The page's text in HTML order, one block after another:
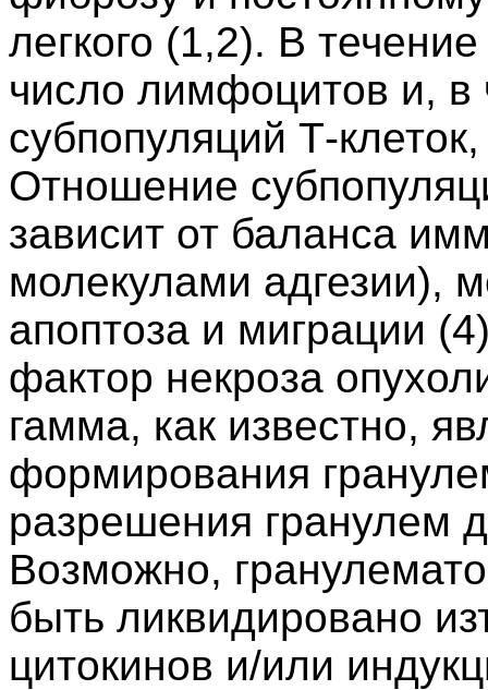
легкого (1,2). В
число лимфоцитов и, в
субпопуляций Т-
Отношение
зависит от баланса
молекулами адгезии),
апоптоза и миграции
фактор некроза
гамма, как известно,
формирования
разрешения гранулем
Возможно,
быть ликвидировано
цитокинов и/или